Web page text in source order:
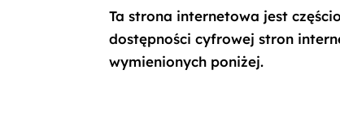
Ta strona internetowa jest
dostępności cyfrowej stron
wymienionych poniżej.